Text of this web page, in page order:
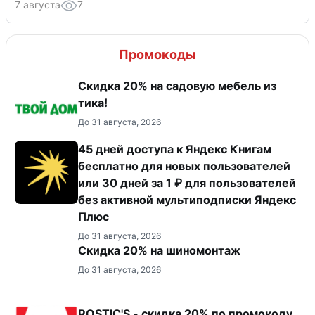
7 августа 7
Промокоды
Скидка 20% на садовую мебель из
тика!
До 31 августа, 2026
45 дней доступа к Яндекс Книгам
бесплатно для новых пользователей
или 30 дней за 1 ₽ для пользователей
без активной мультиподписки Яндекс
Плюс
До 31 августа, 2026
Скидка 20% на шиномонтаж
До 31 августа, 2026